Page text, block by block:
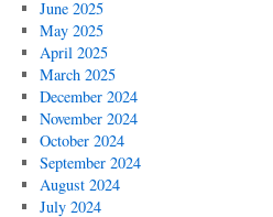
June 2025
May 2025
April 2025
March 2025
December 2024
November 2024
October 2024
September 2024
August 2024
July 2024